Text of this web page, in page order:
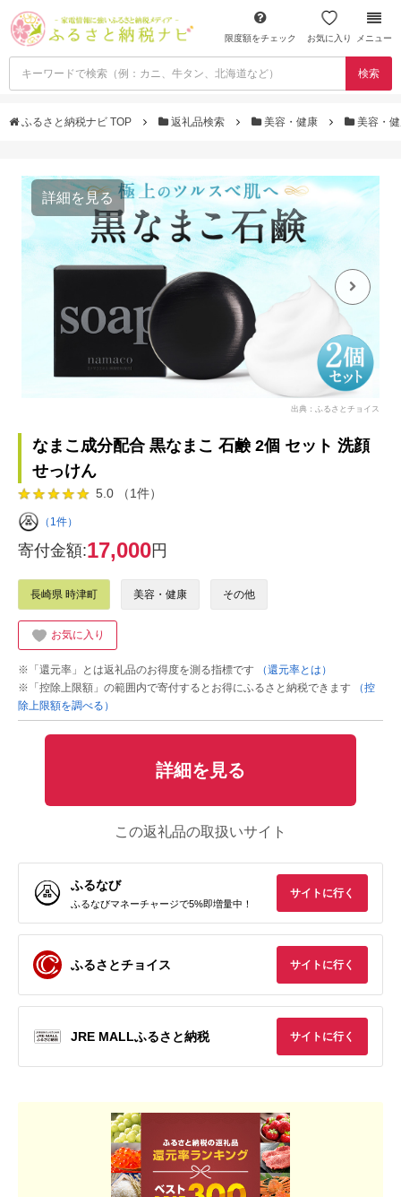
限度額をチェック お気に入り メニュー
検索
ふるさと納税ナビ TOP 返礼品検索 美容・健康 美容・
詳細を見る
出典：ふるさとチョイス
なまこ成分配合 黒なまこ 石鹸 2個 セット 洗顔
せっけん
5.0 （1件）
（1件）
寄付金額:17,000円
長崎県 時津町 美容・健康 その他
お気に入り
※「還元率」とは返礼品のお得度を測る指標です
（還元率とは）
※「控除上限額」の範囲内で寄付するとお得にふるさと納税できます
（控
除上限額を調べる）
詳細を見る
この返礼品の取扱いサイト
ふるなび
ふるなびマネーチャージで5%即増量中！
サイトに行く
ふるさとチョイス サイトに行く
JRE MALLふるさと納税 サイトに行く